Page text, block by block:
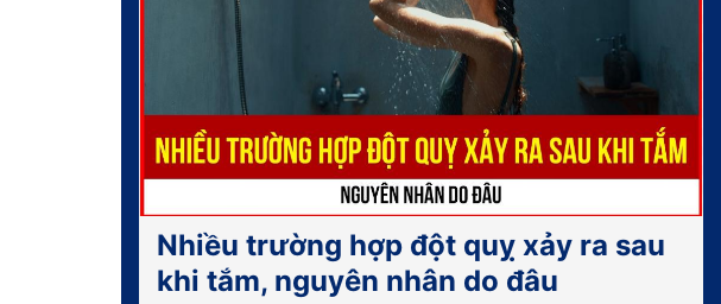
Nhiều trường hợp đột quỵ xảy ra sau
khi tắm, nguyên nhân do đâu